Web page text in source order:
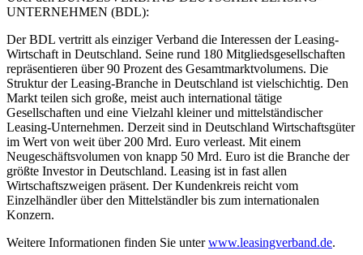
UNTERNEHMEN (BDL):
Der BDL vertritt als einziger Verband die Interessen der Leasing-
Wirtschaft in Deutschland. Seine rund 180 Mitgliedsgesellschaften
repräsentieren über 90 Prozent des Gesamtmarktvolumens. Die
Struktur der Leasing-Branche in Deutschland ist vielschichtig. Den
Markt teilen sich große, meist auch international tätige
Gesellschaften und eine Vielzahl kleiner und mittelständischer
Leasing-Unternehmen. Derzeit sind in Deutschland Wirtschaftsgüter
im Wert von weit über 200 Mrd. Euro verleast. Mit einem
Neugeschäftsvolumen von knapp 50 Mrd. Euro ist die Branche der
größte Investor in Deutschland. Leasing ist in fast allen
Wirtschaftszweigen präsent. Der Kundenkreis reicht vom
Einzelhändler über den Mittelständler bis zum internationalen
Konzern.
Weitere Informationen finden Sie unterwww.leasingverband.de.